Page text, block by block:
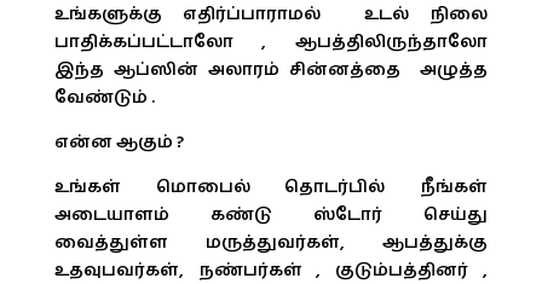
உங்களுக்கு எதிர்ப்பாராமல் உடல் நிலை
பாதிக்கப்பட்டாலோ , ஆபத்திலிருந்தாலோ
இந்த ஆப்ஸின் அலாரம் சின்னத்தை அழுத்த
வேண்டும் .
என்ன ஆகும் ?
உங்கள் மொபைல் தொடர்பில் நீங்கள்
அடையாளம் கண்டு ஸ்டோர் செய்து
வைத்துள்ள மருத்துவர்கள், ஆபத்துக்கு
உதவுபவர்கள், நண்பர்கள் , குடும்பத்தினர் ,